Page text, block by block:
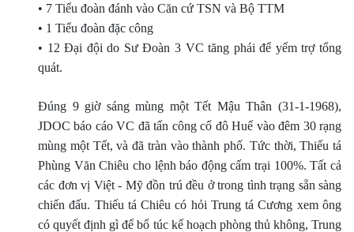
• 7 Tiểu đoàn đánh vào Căn cứ TSN và Bộ TTM
• 1 Tiểu đoàn đặc công
• 12 Ðại đội do Sư Ðoàn 3 VC tăng phái để yểm trợ tổng
quát.
Ðúng 9 giờ sáng mùng một Tết Mậu Thân (31-1-1968),
JDOC báo cáo VC đã tấn công cố đô Huế vào đêm 30 rạng
mùng một Tết, và đã tràn vào thành phố. Tức thời, Thiếu tá
Phùng Văn Chiêu cho lệnh báo động cấm trại 100%. Tất cả
các đơn vị Việt - Mỹ đồn trú đều ở trong tình trạng sẵn sàng
chiến đấu. Thiếu tá Chiêu có hỏi Trung tá Cương xem ông
có quyết định gì để bổ túc kế hoạch phòng thủ không, Trung